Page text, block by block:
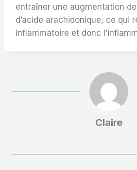
entraîner une augmentation
d’acide arachidonique, ce qui
inflammatoire et donc
Claire